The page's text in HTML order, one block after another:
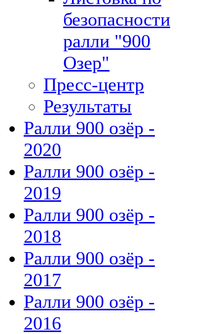
безопасности
ралли "900
Озер"
Пресс-центр
Результаты
Ралли 900 озёр -
2020
Ралли 900 озёр -
2019
Ралли 900 озёр -
2018
Ралли 900 озёр -
2017
Ралли 900 озёр -
2016